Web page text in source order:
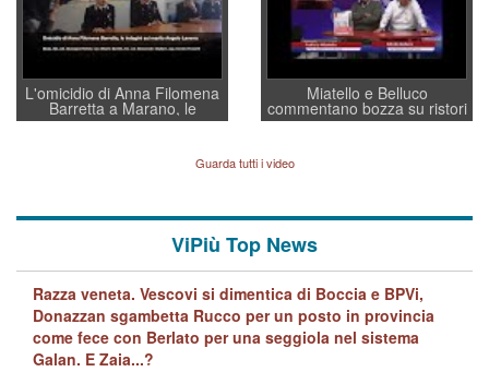
L'omicidio di Anna Filomena
Barretta a Marano, le
indagini dei carabinieri di
Lavarra: più avvincenti di
quelle di... Barbara D'Urso
Miatello e Belluco
commentano bozza su ristori
BPVi e Veneto Banca
Guarda tutti i video
ViPiù Top News
Razza veneta. Vescovi si dimentica di Boccia e BPVi,
Donazzan sgambetta Rucco per un posto in provincia
come fece con Berlato per una seggiola nel sistema
Galan. E Zaia...?